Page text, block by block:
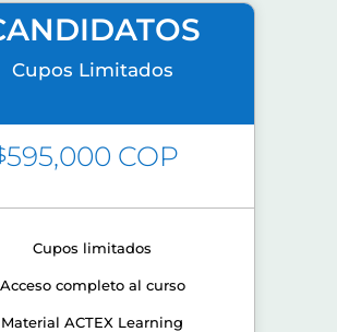
Cupos Limitados
595,000 COP
Cupos limitados
Acceso completo al curso
Material ACTEX Learning